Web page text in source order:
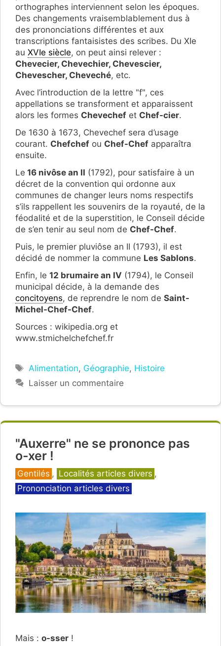
orthographes interviennent selon les époques.
Des changements vraisemblablement dus à
des prononciations différentes et aux
transcriptions fantaisistes des scribes. Du XIe
au XVIe siècle, on peut ainsi relever :
Chevecier, Chevechier, Chevescier,
Chevescher, Cheveché, etc.
Avec l’introduction de la lettre "f", ces
appellations se transforment et apparaissent
alors les formes Chevechef et Chef-cier.
De 1630 à 1673, Chevechef sera d’usage
courant. Chefchef ou Chef-Chef apparaîtra
ensuite.
Le 16 nivôse an II (1792), pour satisfaire à un
décret de la convention qui ordonne aux
communes de changer leurs noms respectifs
s’ils rappellent les souvenirs de la royauté, de la
féodalité et de la superstition, le Conseil décide
de s’en tenir au seul nom de Chef-Chef.
Puis, le premier pluviôse an II (1793), il est
décidé de nommer la commune Les Sablons.
Enfin, le 12 brumaire an IV (1794), le Conseil
municipal décide, à la demande des
concitoyens, de reprendre le nom de Saint-
Michel-Chef-Chef.
Sources : wikipedia.org et
www.stmichelchefchef.fr
Étiquettes
Alimentation, Géographie, Histoire
Laisser un commentaire
"Auxerre" ne se prononce pas
o-xer !
Catégories
Gentilés , Localités articles divers ,
Prononciation articles divers
Mais : o-sser !